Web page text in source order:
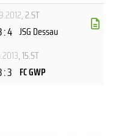
, 2.ST
: 4 JSG Dessau
, 15.ST
: 3 FC GWP